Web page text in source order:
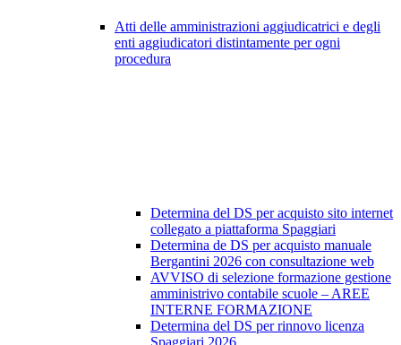
Atti delle amministrazioni aggiudicatrici e degli
enti aggiudicatori distintamente per ogni
procedura
Determina del DS per acquisto sito internet
collegato a piattaforma Spaggiari
Determina de DS per acquisto manuale
Bergantini 2026 con consultazione web
AVVISO di selezione formazione gestione
amministrivo contabile scuole – AREE
INTERNE FORMAZIONE
Determina del DS per rinnovo licenza